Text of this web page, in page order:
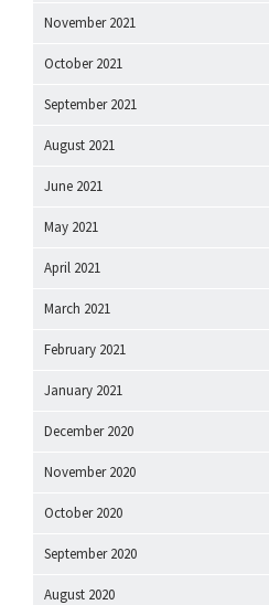
November 2021
October 2021
September 2021
August 2021
June 2021
May 2021
April 2021
March 2021
February 2021
January 2021
December 2020
November 2020
October 2020
September 2020
August 2020